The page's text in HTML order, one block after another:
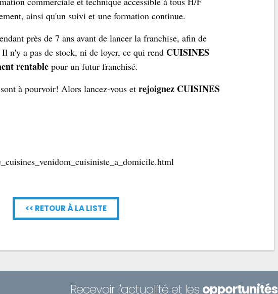
ainsi qu'un suivi et une formation continue.
près de 7 ans avant de lancer la franchise, afin de
n'y a pas de stock, ni de loyer, ce qui rend CUISINES
rentable pour un futur franchisé.
à pourvoir! Alors lancez-vous etrejoignez CUISINES
<< RETOUR À LA LISTE
Recevoir l'actualité et les opportunités